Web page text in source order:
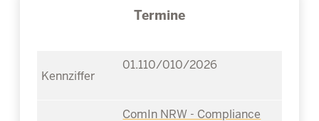
Termine
01.110/010/2026
ComIn NRW - Compliance